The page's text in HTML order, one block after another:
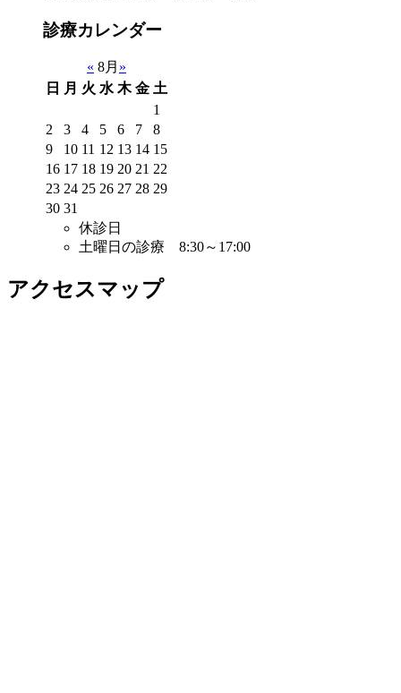
診療カレンダー
« 8月 »
日
月 火 水 木 金 土
1
2
3 4 5 6 7
8
9
10 11 12 13 14 15
16 17 18 19 20 21 22
23 24 25 26 27 28 29
30 31
休診日
土曜日の診療 8:30～17:00
アクセスマップ